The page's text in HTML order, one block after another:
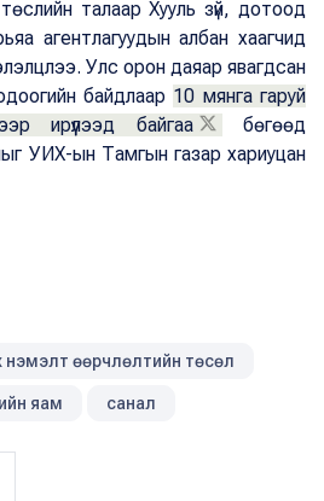
талаар Хууль зүй, дотоод
агентлагуудын албан хаагчид
Улс орон даяар явагдсан
одоогийн байдлаар 10 мянга гаруй
ирүүлээд байгаа
бөгөөд
УИХ-ын Тамгын газар хариуцан
нэмэлт өөрчлөлтийн төсөл
яам санал